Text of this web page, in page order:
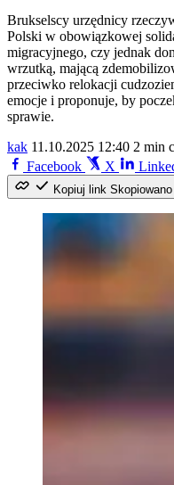
Brukselscy urzędnicy
Polski w obowiązkowej
migracyjnego, czy jednak
wrzutką, mającą
przeciwko relokacji
emocje i proponuje, by
sprawie.
kak 11.10.2025 12:40 2 min
Facebook
X
Kopiuj link Skopiowano